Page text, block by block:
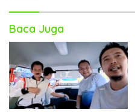
Baca Juga